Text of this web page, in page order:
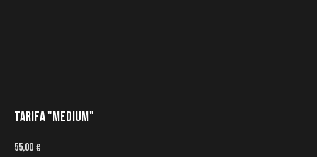
TARIFA "MEDIUM"
55,00 €